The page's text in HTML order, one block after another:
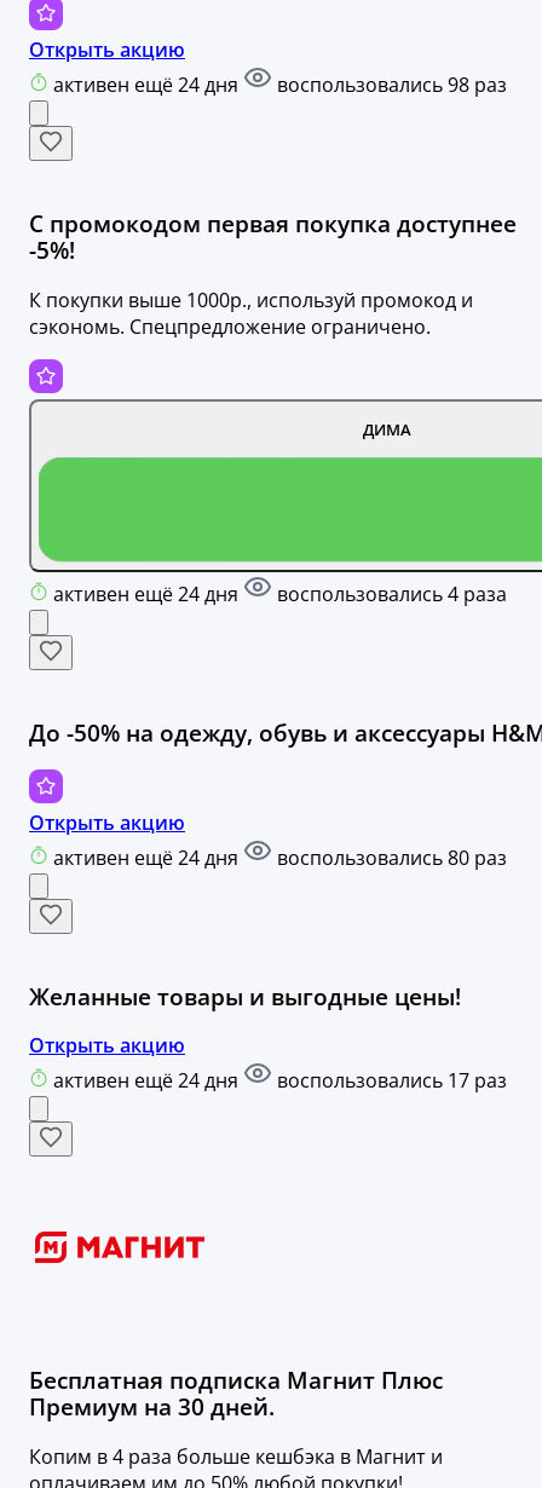
Открыть акцию
активен ещё 24 дня
воспользовались 98 раз
С промокодом первая покупка доступнее
-5%!
К покупки выше 1000р., используй промокод и
сэкономь. Спецпредложение ограничено.
ДИМА
активен ещё 24 дня воспользовались 4 раза
До -50% на одежду, обувь и аксессуары
Открыть акцию
активен ещё 24 дня
воспользовались 80 раз
Желанные товары и выгодные цены!
Открыть акцию
активен ещё 24 дня
воспользовались 17 раз
Бесплатная подписка Магнит Плюс
Премиум на 30 дней.
Копим в 4 раза больше кешбэка в Магнит и